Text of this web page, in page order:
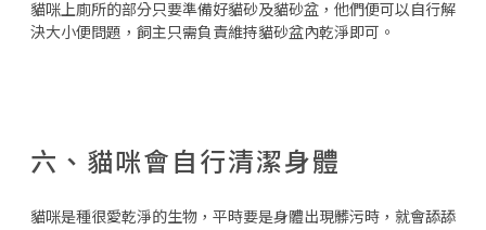
貓咪上廁所的部分只要準備好貓砂及貓砂盆，他們便可以自行解
決大小便問題，飼主只需負責維持貓砂盆內乾淨即可。
六、貓咪會自行清潔身體
貓咪是種很愛乾淨的生物，平時要是身體出現髒污時，就會舔舔